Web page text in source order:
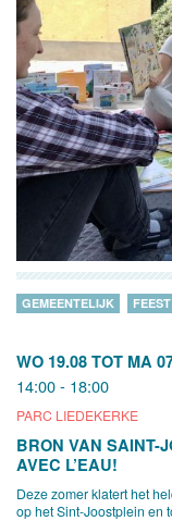
WO 19.08 TOT MA
14:00 - 18:00
PARC LIEDEKERKE
GEMEENTELIJK FEEST
BRON VAN SAINT-
AVEC L’EAU!
Deze zomer klatert het
op het Sint-Joostplein en